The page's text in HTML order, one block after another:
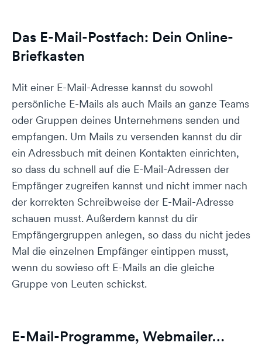
Das E-Mail-Postfach: Dein Online-
Briefkasten
Mit einer E-Mail-Adresse kannst du sowohl
persönliche E-Mails als auch Mails an ganze Teams
oder Gruppen deines Unternehmens senden und
empfangen. Um Mails zu versenden kannst du dir
ein Adressbuch mit deinen Kontakten einrichten,
so dass du schnell auf die E-Mail-Adressen der
Empfänger zugreifen kannst und nicht immer nach
der korrekten Schreibweise der E-Mail-Adresse
schauen musst. Außerdem kannst du dir
Empfängergruppen anlegen, so dass du nicht jedes
Mal die einzelnen Empfänger eintippen musst,
wenn du sowieso oft E-Mails an die gleiche
Gruppe von Leuten schickst.
E-Mail-Programme, Webmailer…